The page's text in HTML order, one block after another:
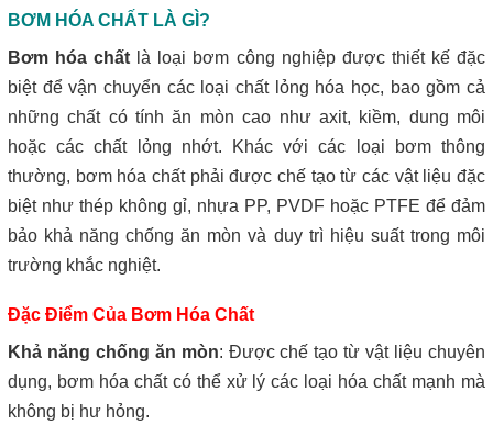
BƠM HÓA CHẤT LÀ GÌ?
Bơm hóa chất là loại bơm công nghiệp được thiết kế đặc
biệt để vận chuyển các loại chất lỏng hóa học, bao gồm cả
những chất có tính ăn mòn cao như axit, kiềm, dung môi
hoặc các chất lỏng nhớt. Khác với các loại bơm thông
thường, bơm hóa chất phải được chế tạo từ các vật liệu đặc
biệt như thép không gỉ, nhựa PP, PVDF hoặc PTFE để đảm
bảo khả năng chống ăn mòn và duy trì hiệu suất trong môi
trường khắc nghiệt.
Đặc Điểm Của Bơm Hóa Chất
Khả năng chống ăn mòn: Được chế tạo từ vật liệu chuyên
dụng, bơm hóa chất có thể xử lý các loại hóa chất mạnh mà
không bị hư hỏng.